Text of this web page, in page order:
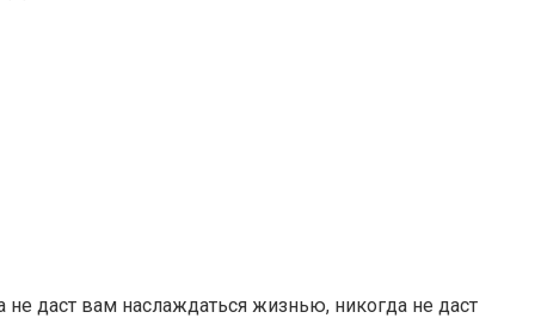
даст вам наслаждаться жизнью, никогда не даст